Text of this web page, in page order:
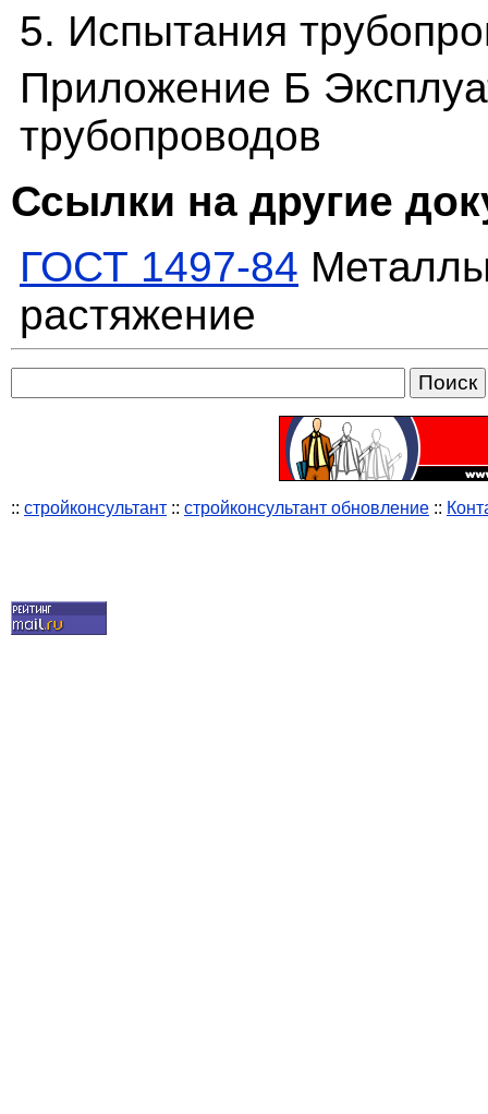
5. Испытания
Приложение Б
трубопроводов
Ссылки на другие
ГОСТ 1497-84
растяжение
:: стройконсультант :: стройконсультант обновление ::